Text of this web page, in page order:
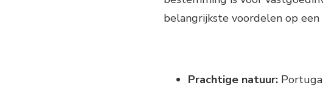
belangrijkste voordelen op
Prachtige natuur: